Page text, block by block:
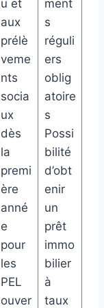
u et
aux
prélè
veme
nts
socia
ux
dès
la
premi
ère
anné
e
pour
les
PEL
ouver
ment
s
réguli
ers
oblig
atoire
s
Possi
bilité
d’obt
enir
un
prêt
immo
bilier
à
taux